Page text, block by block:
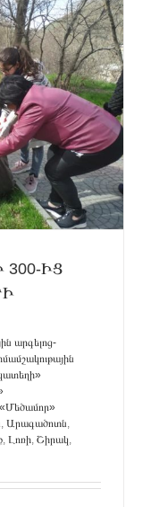
ԻՑ
արգելոց-
«Մեծամոր»
, Արագածոտն,
, Լոռի, Շիրակ,